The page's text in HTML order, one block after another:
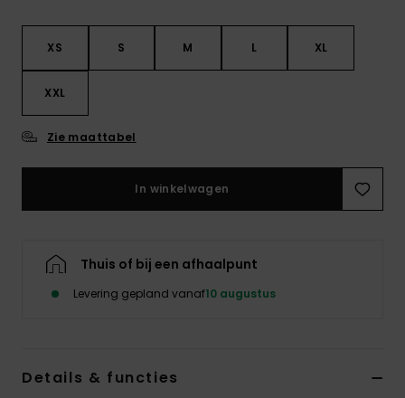
XS S M L XL
XXL
Zie maattabel
In winkelwagen
Thuis of bij een afhaalpunt
Levering gepland vanaf10 augustus
Details & functies